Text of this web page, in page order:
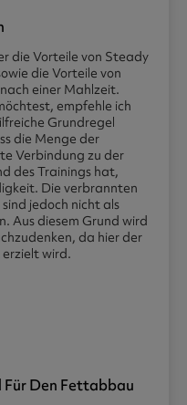
die Vorteile von Steady
die Vorteile von
einer Mahlzeit.
empfehle ich
Grundregel
die Menge der
Verbindung zu der
des Trainings hat,
Die verbrannten
jedoch nicht als
Aus diesem Grund wird
da hier der
wird.
Den Fettabbau